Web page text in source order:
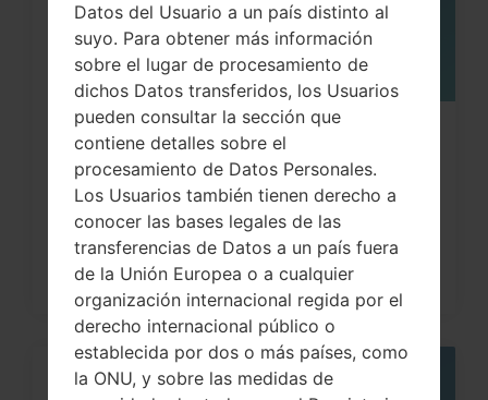
Cómo hacer Reinicio Completo en
LG G3, G4, G5 , G7...
Datos del Usuario a un país distinto al
suyo. Para obtener más información
sobre el lugar de procesamiento de
dichos Datos transferidos, los Usuarios
pueden consultar la sección que
contiene detalles sobre el
procesamiento de Datos Personales.
Los Usuarios también tienen derecho a
conocer las bases legales de las
transferencias de Datos a un país fuera
de la Unión Europea o a cualquier
organización internacional regida por el
derecho internacional público o
establecida por dos o más países, como
la ONU, y sobre las medidas de